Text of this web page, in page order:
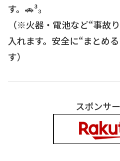
す。🚗³₃
（※火器・電池など“事故
入れます。安全に“まとめ
す）
スポンサ